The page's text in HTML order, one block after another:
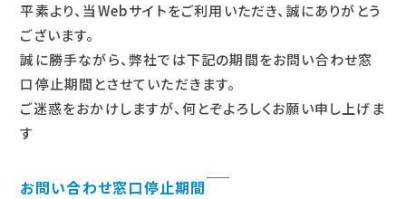
平素より、当Webサイトをご利用いただき、誠にありがとう
ございます。
誠に勝手ながら、弊社では下記の期間をお問い合わせ窓
口停止期間とさせていただきます。
ご迷惑をおかけしますが、何とぞよろしくお願い申し上げま
す
お問い合わせ窓口停止期間